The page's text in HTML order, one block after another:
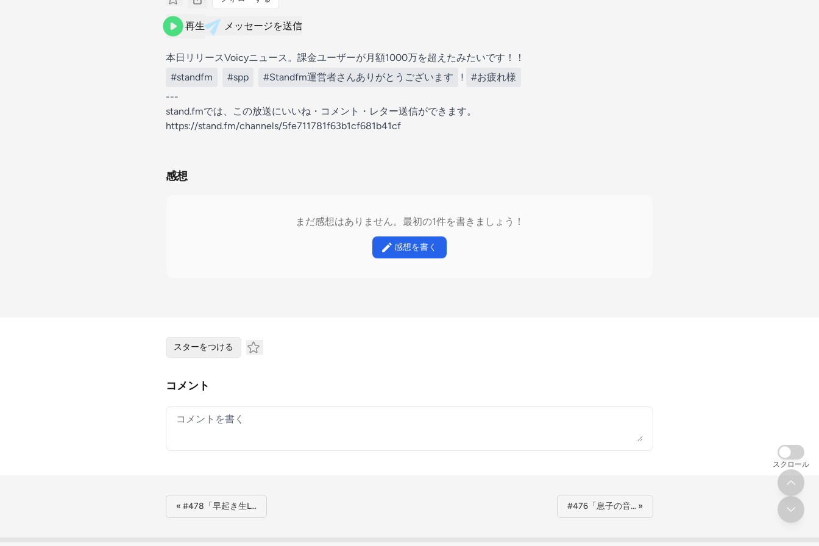
再生 メッセージを送信
本日リリースVoicyニュース。課金ユーザーが月額1000万を超えたみたいです！！
#standfm
#spp #Standfm運営者さんありがとうございます !
#お疲れ様
---
stand.fmでは、この放送にいいね・コメント・レター送信ができます。
https://stand.fm/channels/5fe711781f63b1cf681b41cf
感想
まだ感想はありません。最初の1件を書きましょう！
感想を書く
スターをつける
コメント
Your comment
« #478「早起き生L… #476「息子の音… »
スクロール